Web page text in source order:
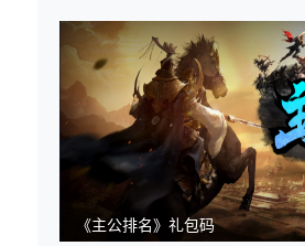
《主公排名》礼包码